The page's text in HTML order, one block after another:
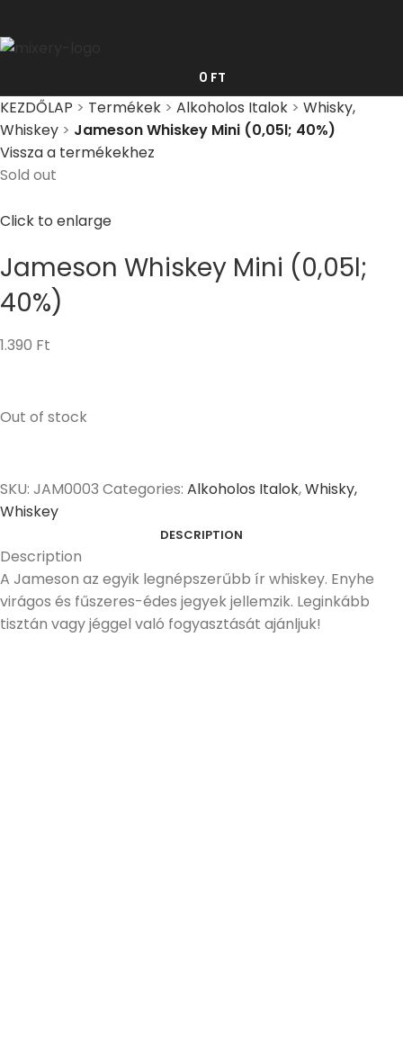
0 FT
KEZDŐLAP > Termékek > Alkoholos Italok > Whisky,
Whiskey > Jameson Whiskey Mini (0,05l; 40%)
Vissza a termékekhez
Sold out
Click to enlarge
Jameson Whiskey Mini (0,05l;
40%)
1.390 Ft
Out of stock
SKU: JAM0003 Categories: Alkoholos Italok,Whisky,
Whiskey
DESCRIPTION
Description
A Jameson az egyik legnépszerűbb ír whiskey. Enyhe
virágos és fűszeres-édes jegyek jellemzik. Leginkább
tisztán vagy jéggel való fogyasztását ajánljuk!